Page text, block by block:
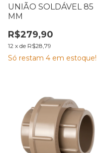
UNIÃO SOLDÁVEL 85
MM
R$279,90
12 x de R$28,79
Só restam 4 em estoque!